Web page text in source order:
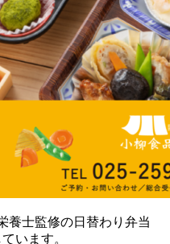
養士監修の日替わり弁当
います。